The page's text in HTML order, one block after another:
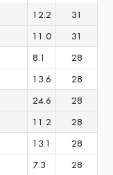
12.2
31
11.0 31
8.1
28
13.6 28
24.6
28
11.2 28
13.1
28
7.3 28